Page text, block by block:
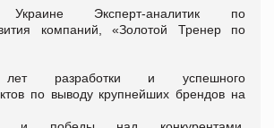
Эксперт-аналитик по
компаний, «Золотой Тренер по
разработки и успешного
по выводу крупнейших брендов на